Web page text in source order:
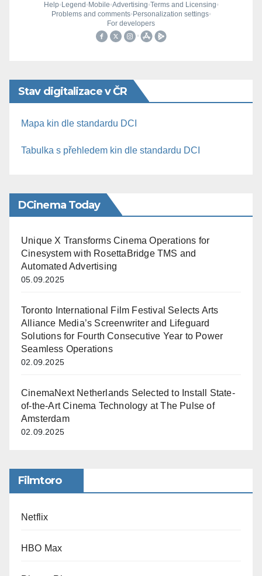
Stav digitalizace v ČR
Mapa kin dle standardu DCI
Tabulka s přehledem kin dle standardu DCI
DCinema Today
Unique X Transforms Cinema Operations for
Cinesystem with RosettaBridge TMS and
Automated Advertising
05.09.2025
Toronto International Film Festival Selects Arts
Alliance Media’s Screenwriter and Lifeguard
Solutions for Fourth Consecutive Year to Power
Seamless Operations
02.09.2025
CinemaNext Netherlands Selected to Install State-
of-the-Art Cinema Technology at The Pulse of
Amsterdam
02.09.2025
Filmtoro
Netflix
HBO Max